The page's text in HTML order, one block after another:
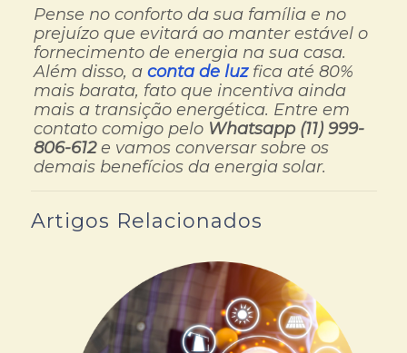
Pense no conforto da sua família e no
prejuízo que evitará ao manter estável o
fornecimento de energia na sua casa.
Além disso, aconta de luzfica até 80%
mais barata, fato que incentiva ainda
mais a transição energética. Entre em
contato comigo pelo Whatsapp (11) 999-
806-612e vamos conversar sobre os
demais benefícios da energia solar.
Artigos Relacionados